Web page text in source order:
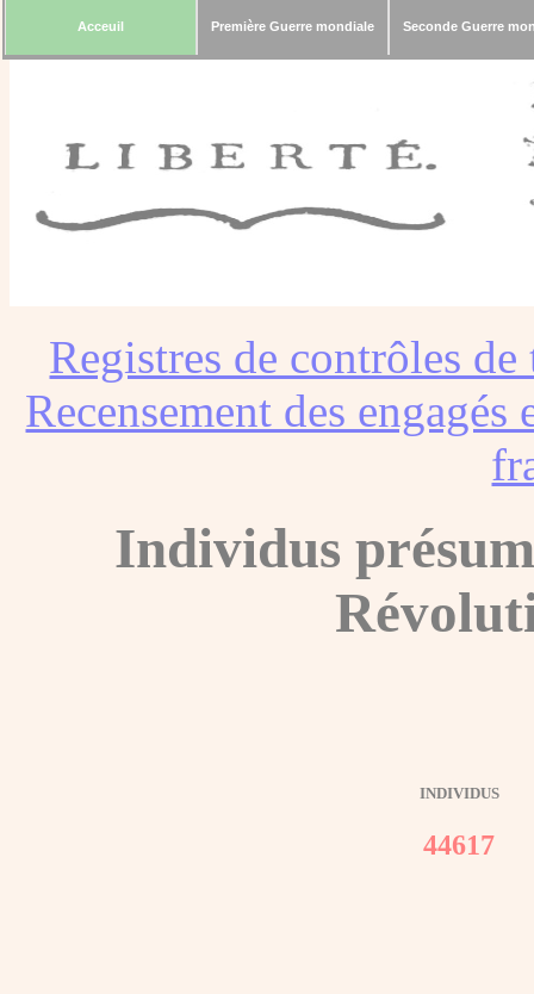
Acceuil Première Guerre mondiale Seconde Guerre
Registres de contrôles
Recensement des
Individus
INDIVIDUS
44617